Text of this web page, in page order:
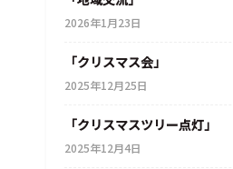
2026年1月23日
「クリスマス会」
2025年12月25日
「クリスマスツリー点灯」
2025年12月4日